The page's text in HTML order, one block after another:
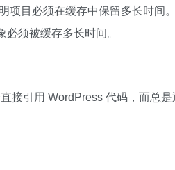
项目必须在缓存中保留多长时间
须被缓存多长时间。
接引用 WordPress 代码，而总是